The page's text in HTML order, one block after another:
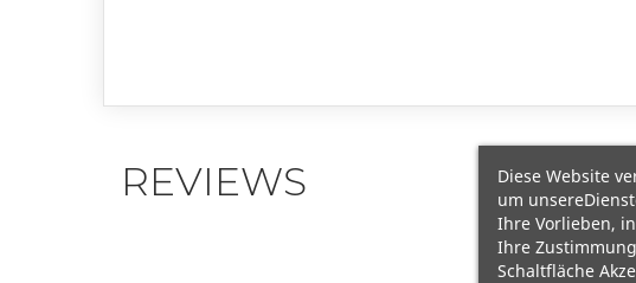
REVIEWS
Diese Website
um
Ihre Vorlieben,
Ihre
Schaltfläche